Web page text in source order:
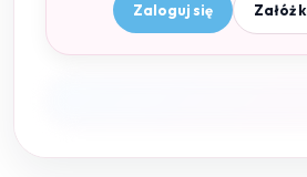
Zaloguj się Załóż